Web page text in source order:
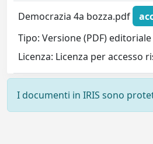
Democrazia 4a bozza.pdf
Tipo: Versione (PDF)
Licenza: Licenza per accesso
I documenti in IRIS sono